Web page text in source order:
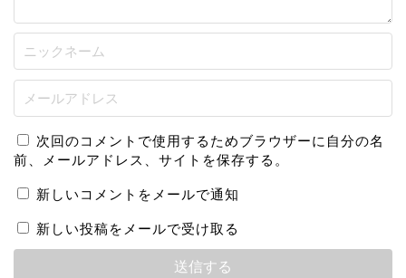
次回のコメントで使用するためブラウザーに自分の名
前、メールアドレス、サイトを保存する。
新しいコメントをメールで通知
新しい投稿をメールで受け取る